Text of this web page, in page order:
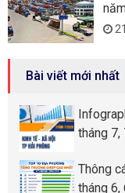
Bài viết mới nhất
tháng 7,
Thông
tháng 6,